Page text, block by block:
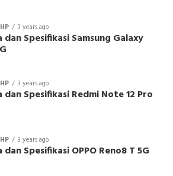
3 years ago
dan Spesifikasi Samsung Galaxy
3 years ago
dan Spesifikasi Redmi Note 12 Pro
3 years ago
dan Spesifikasi OPPO Reno8 T 5G